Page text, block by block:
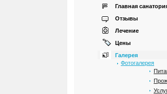
Главная
Отзывы
Лечение
Цены
Галерея
Фотогалерея